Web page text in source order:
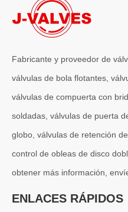
En sistemas de tuberías
Fabricante y proveedor de
válvulas de bola flotantes,
válvulas de compuerta con
soldadas, válvulas de puerta
globo, válvulas de retención
control de obleas de disco
obtener más información,
ENLACES RÁPIDOS